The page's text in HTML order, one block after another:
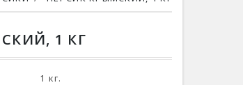
1 КГ
1 кг.